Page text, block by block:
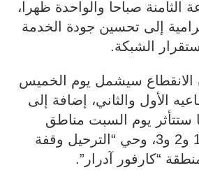
الثامنة صباحا والواحدة ظهرا،
إلى تحسين جودة الخدمة
الشبكة.
الانقطاع سيشمل يوم الخميس
الأول والثاني، إضافة إلى
ستتأثر يوم السبت مناطق
“بوحديدة الحنفية” 1 و2 و3، وحي “الترحيل وقفة
“كارفور آدرار”.